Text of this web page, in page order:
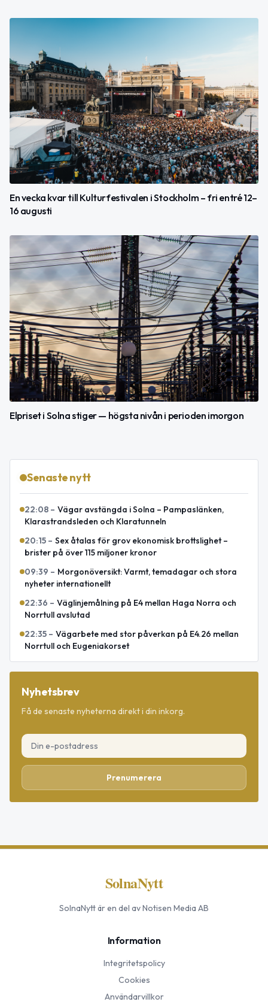
En vecka kvar till Kulturfestivalen i Stockholm – fri entré 12–
16 augusti
Elpriset i Solna stiger — högsta nivån i perioden imorgon
Senaste nytt
22:08 – Vägar avstängda i Solna – Pampaslänken,
Klarastrandsleden och Klaratunneln
20:15 – Sex åtalas för grov ekonomisk brottslighet –
brister på över 115 miljoner kronor
09:39 – Morgonöversikt: Varmt, temadagar och stora
nyheter internationellt
22:36 – Väglinjemålning på E4 mellan Haga Norra och
Norrtull avslutad
22:35 – Vägarbete med stor påverkan på E4.26 mellan
Norrtull och Eugeniakorset
Nyhetsbrev
Få de senaste nyheterna direkt i din inkorg.
Prenumerera
SolnaNytt
SolnaNyttär en del av Notisen Media AB
Information
Integritetspolicy
Cookies
Användarvillkor